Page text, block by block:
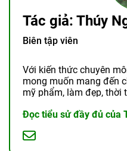
Tác giả: Thúy
Biên tập viên
Với kiến thức chuyên
mong muốn mang đến
mỹ phẩm, làm đẹp, thời
Đọc tiểu sử đầy đủ của